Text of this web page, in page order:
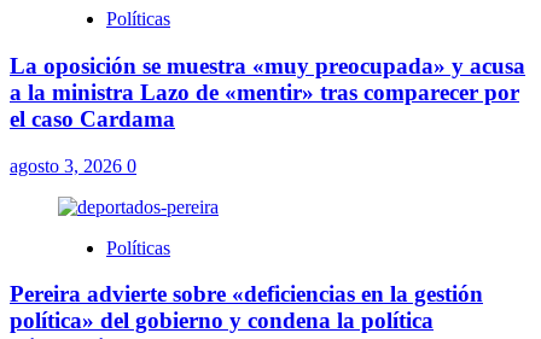
Políticas
La oposición se muestra «muy preocupada» y acusa
a la ministra Lazo de «mentir» tras comparecer por
el caso Cardama
agosto 3, 2026 0
Políticas
Pereira advierte sobre «deficiencias en la gestión
política» del gobierno y condena la política